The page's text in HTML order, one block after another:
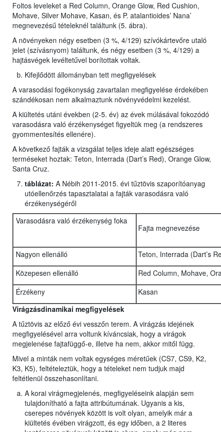
Foltos leveleket a Red Column, Orange Glow, Red Cushion,
Mohave, Silver Mohave, Kasan, és P. atalantioides’ Nana’
megnevezésű tételeknél találtunk (5. ábra).
A növényeken négy esetben (3 %, 4/129) szívókártevőre utaló
jelet (szívásnyom) találtunk, és négy esetben (3 %, 4/129) a
hajtásvégek levéltetűvel borítottak voltak.
Kifejlődött állományban tett megfigyelések
A varasodási fogékonyság zavartalan megfigyelése érdekében
szándékosan nem alkalmaztunk növényvédelmi kezelést.
A kiültetés utáni években (2-5. év) az évek múlásával fokozódó
varasodásra való érzékenységet figyeltük meg (a rendszeres
gyommentesítés ellenére).
A következő fajták a vizsgálat teljes ideje alatt egészséges
terméseket hoztak: Teton, Interrada (Dart’s Red), Orange Glow,
Santa Cruz.
táblázat: A Nébih 2011-2015. évi tűztövis szaporítóanyag
utóellenőrzés tapasztalatai a fajták varasodásra való
érzékenységéről
Varasodásra való érzékenység foka
Fajta megnevezése
Nagyon ellenálló
Teton, Interrada (Dart’s
Közepesen ellenálló
Red Column, Mohave,
Érzékeny
Kasan
Virágzásdinamikai megfigyelések
A tűztövis az előző évi vesszőn terem. A virágzás idejének
megfigyelésével arra voltunk kíváncsiak, hogy a virágok
megjelenése fajtafüggő-e, illetve ha nem, akkor mitől függ.
Mivel a minták nem voltak egységes méretűek (CS7, CS9, K2,
K3, K5), feltételeztük, hogy a tételeket nem tudjuk majd
feltétlenül összehasonlítani.
A korai virágmegjelenés, megfigyeléseink alapján sem
tulajdonítható a fajta attribútumának. Ugyanis a kis,
cserepes növények között is volt olyan, amelyik már a
kiültetés évében virágzott, és egy időben, a 2 literes